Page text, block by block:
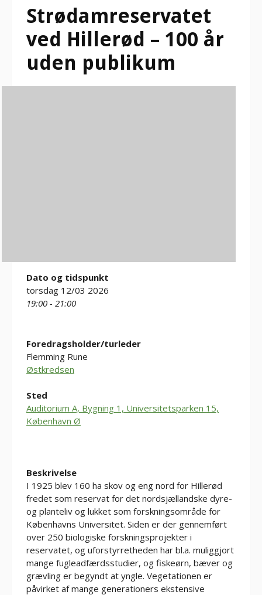
Strødamreservatet
ved Hillerød – 100 år
uden publikum
Dato og tidspunkt
torsdag 12/03 2026
19:00 - 21:00
Foredragsholder/turleder
Flemming Rune
Østkredsen
Sted
Auditorium A, Bygning 1, Universitetsparken 15,
København Ø
Beskrivelse
I 1925 blev 160 ha skov og eng nord for Hillerød
fredet som reservat for det nordsjællandske dyre-
og planteliv og lukket som forskningsområde for
Københavns Universitet. Siden er der gennemført
over 250 biologiske forskningsprojekter i
reservatet, og uforstyrretheden har bl.a. muliggjort
mange fugleadfærdsstudier, og fiskeørn, bæver og
grævling er begyndt at yngle. Vegetationen er
påvirket af mange generationers ekstensive